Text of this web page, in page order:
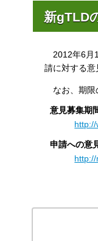
新gTLD
2012年6月
請に対する意
なお、期限
意見募集期
申請への意